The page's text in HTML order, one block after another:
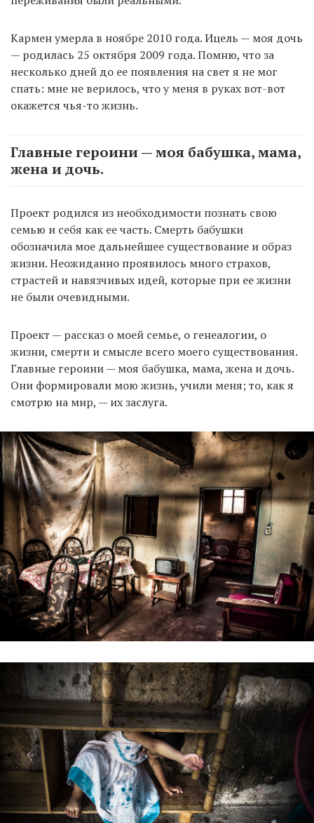
Кармен умерла в ноябре 2010 года. Ицель — моя дочь
— родилась 25 октября 2009 года. Помню, что за
несколько дней до ее появления на свет я не мог
спать: мне не верилось, что у меня в руках вот-вот
окажется чья-то жизнь.
Главные героини — моя бабушка, мама,
жена и дочь.
Проект родился из необходимости познать свою
семью и себя как ее часть. Смерть бабушки
обозначила мое дальнейшее существование и образ
жизни. Неожиданно проявилось много страхов,
страстей и навязчивых идей, которые при ее жизни
не были очевидными.
Проект — рассказ о моей семье, о генеалогии, о
жизни, смерти и смысле всего моего существования.
Главные героини — моя бабушка, мама, жена и дочь.
Они формировали мою жизнь, учили меня; то, как я
смотрю на мир, — их заслуга.